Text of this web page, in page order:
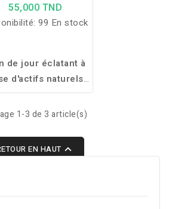
55,000 TND
99 En stock
de jour éclatant à
d'actifs naturels
hydrater, tonifier
les signes
1-3 de 3 article(s)
EN HAUT 